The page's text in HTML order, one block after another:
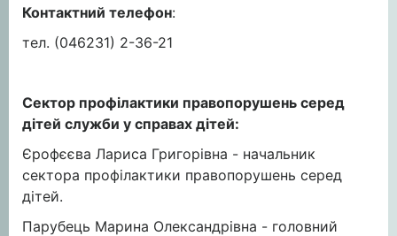
Контактний телефон:
тел. (046231) 2-36-21
Сектор профілактики правопорушень серед
дітей служби у справах дітей:
Єрофєєва Лариса Григорівна - начальник
сектора профілактики правопорушень серед
дітей.
Парубець Марина Олександрівна - головний